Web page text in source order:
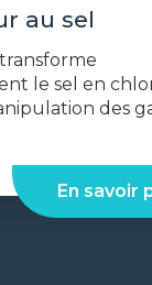
au sel
le sel en
des
En savoir